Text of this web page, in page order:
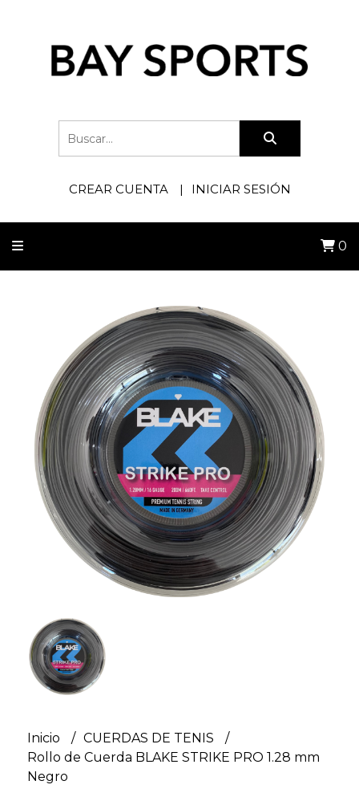
CREAR CUENTA INICIAR SESIÓN
0
Inicio
CUERDAS DE TENIS
Rollo de Cuerda BLAKE STRIKE PRO 1.28 mm
Negro